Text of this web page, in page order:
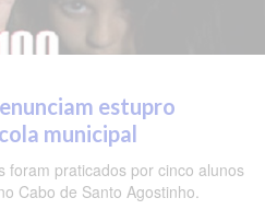
estupro
municipal
foram praticados por cinco alunos
Cabo de Santo Agostinho.